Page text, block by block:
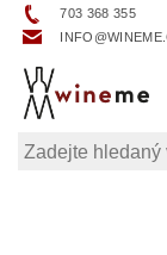
703 368 355